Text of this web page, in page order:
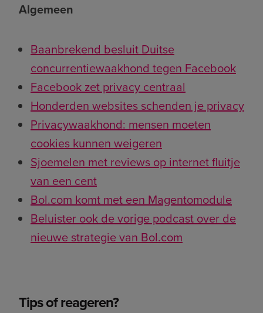
Algemeen
Baanbrekend besluit Duitse
concurrentiewaakhond tegen Facebook
Facebook zet privacy centraal
Honderden websites schenden je privacy
Privacywaakhond: mensen moeten
cookies kunnen weigeren
Sjoemelen met reviews op internet fluitje
van een cent
Bol.com komt met een Magentomodule
Beluister ook de vorige podcast over de
nieuwe strategie van Bol.com
Tips of reageren?